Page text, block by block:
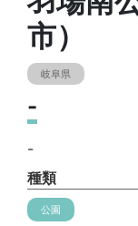
市）
岐阜県
-
-
種類
公園